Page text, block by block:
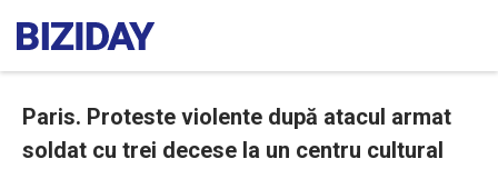
Paris. Proteste violente după atacul armat
soldat cu trei decese la un centru cultural